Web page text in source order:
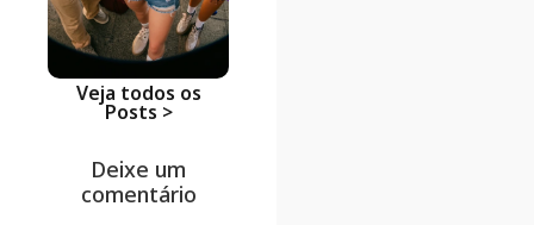
Veja todos os
Posts >
Deixe um
comentário